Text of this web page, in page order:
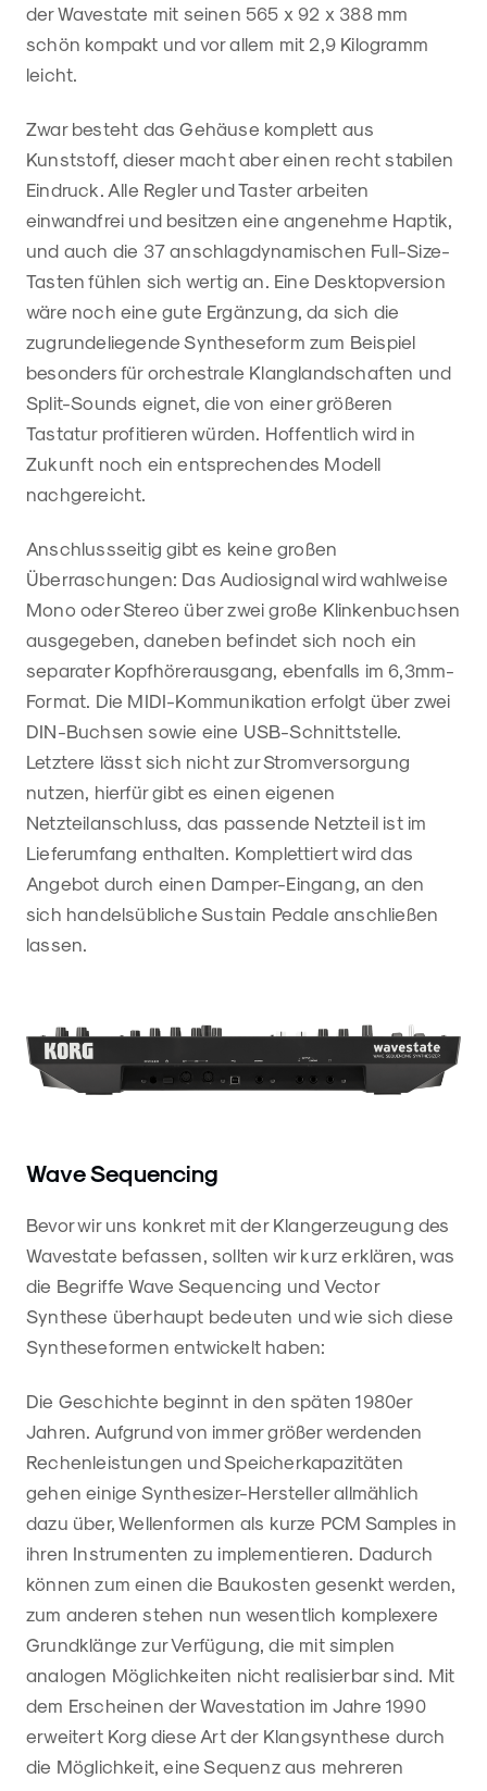
der Wavestate mit seinen 565 x 92 x 388 mm
schön kompakt und vor allem mit 2,9 Kilogramm
leicht.
Zwar besteht das Gehäuse komplett aus
Kunststoff, dieser macht aber einen recht stabilen
Eindruck. Alle Regler und Taster arbeiten
einwandfrei und besitzen eine angenehme Haptik,
und auch die 37 anschlagdynamischen Full-Size-
Tasten fühlen sich wertig an. Eine Desktopversion
wäre noch eine gute Ergänzung, da sich die
zugrundeliegende Syntheseform zum Beispiel
besonders für orchestrale Klanglandschaften und
Split-Sounds eignet, die von einer größeren
Tastatur profitieren würden. Hoffentlich wird in
Zukunft noch ein entsprechendes Modell
nachgereicht.
Anschlussseitig gibt es keine großen
Überraschungen: Das Audiosignal wird wahlweise
Mono oder Stereo über zwei große Klinkenbuchsen
ausgegeben, daneben befindet sich noch ein
separater Kopfhörerausgang, ebenfalls im 6,3mm-
Format. Die MIDI-Kommunikation erfolgt über zwei
DIN-Buchsen sowie eine USB-Schnittstelle.
Letztere lässt sich nicht zur Stromversorgung
nutzen, hierfür gibt es einen eigenen
Netzteilanschluss, das passende Netzteil ist im
Lieferumfang enthalten. Komplettiert wird das
Angebot durch einen Damper-Eingang, an den
sich handelsübliche Sustain Pedale anschließen
lassen.
Wave Sequencing
Bevor wir uns konkret mit der Klangerzeugung des
Wavestate befassen, sollten wir kurz erklären, was
die Begriffe Wave Sequencing und Vector
Synthese überhaupt bedeuten und wie sich diese
Syntheseformen entwickelt haben:
Die Geschichte beginnt in den späten 1980er
Jahren. Aufgrund von immer größer werdenden
Rechenleistungen und Speicherkapazitäten
gehen einige Synthesizer-Hersteller allmählich
dazu über, Wellenformen als kurze PCM Samples in
ihren Instrumenten zu implementieren. Dadurch
können zum einen die Baukosten gesenkt werden,
zum anderen stehen nun wesentlich komplexere
Grundklänge zur Verfügung, die mit simplen
analogen Möglichkeiten nicht realisierbar sind. Mit
dem Erscheinen der Wavestation im Jahre 1990
erweitert Korg diese Art der Klangsynthese durch
die Möglichkeit, eine Sequenz aus mehreren